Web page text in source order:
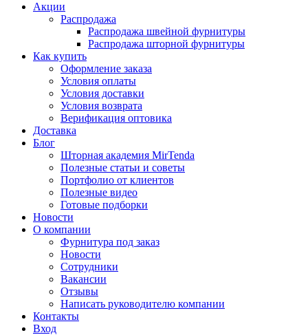
Акции
Распродажа
Распродажа швейной фурнитуры
Распродажа шторной фурнитуры
Как купить
Оформление заказа
Условия оплаты
Условия доставки
Условия возврата
Верификация оптовика
Доставка
Блог
Шторная академия MirTenda
Полезные статьи и советы
Портфолио от клиентов
Полезные видео
Готовые подборки
Новости
О компании
Фурнитура под заказ
Новости
Сотрудники
Вакансии
Отзывы
Написать руководителю компании
Контакты
Вход